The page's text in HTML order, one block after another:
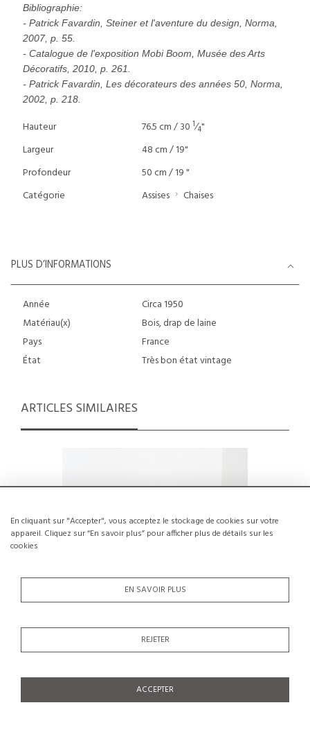
En cliquant sur "Accepter", vous acceptez le stockage de cookies sur votre
appareil. Cliquez sur “En savoir plus” pour afficher plus de détails sur les
cookies
EN SAVOIR PLUS
REJETER
ACCEPTER
Bibliographie:
- Patrick Favardin, Steiner et l'aventure du design, Norma,
2007, p. 55.
- Catalogue de l'exposition Mobi Boom, Musée des Arts
Décoratifs, 2010, p. 261.
- Patrick Favardin, Les décorateurs des années 50, Norma,
2002, p. 218.
Hauteur 76.5 cm / 30 1⁄4"
Largeur
48 cm / 19"
Profondeur
50 cm / 19 "
Catégorie
Assises Chaises
PLUS D’INFORMATIONS
Année
Circa 1950
Matériau(x)
Bois, drap de laine
Pays
France
État
Très bon état vintage
ARTICLES SIMILAIRES
Chaise en Hêtre par André Sornay, circa
€250